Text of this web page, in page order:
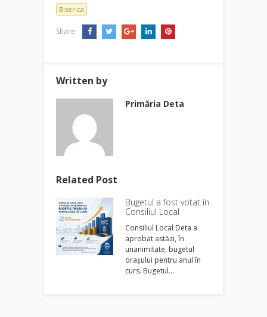
Biserica
Share:
Written by
Primăria Deta
Related Post
Bugetul a fost votat în
Consiliul Local
Consiliul Local Deta a
aprobat astăzi, în
unanimitate, bugetul
orașului pentru anul în
curs. Bugetul…